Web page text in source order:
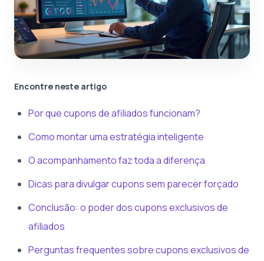
Encontre neste artigo
Por que cupons de afiliados funcionam?
Como montar uma estratégia inteligente
O acompanhamento faz toda a diferença
Dicas para divulgar cupons sem parecer forçado
Conclusão: o poder dos cupons exclusivos de
afiliados
Perguntas frequentes sobre cupons exclusivos de